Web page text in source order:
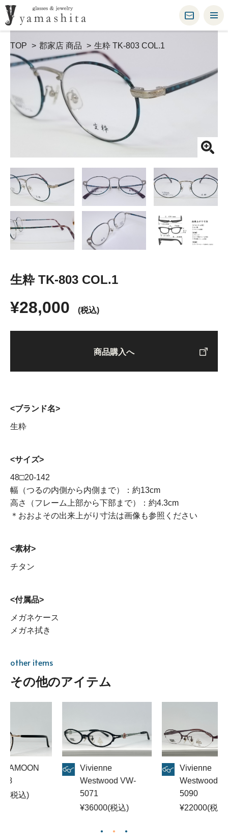
TOP 郡家店 商品 生粋 TK-803 COL.1
生粋 TK-803 COL.1
¥28,000 (税込)
商品購入へ
<ブランド名>
生粋
<サイズ>
48□20-142
幅（つるの内側から内側まで）：約13cm
高さ（フレーム上部から下部まで）：約4.3cm
＊おおよその出来上がり寸法は画像も参照ください
<素材>
チタン
<付属品>
メガネケース
メガネ拭き
other items
その他のアイテム
Vivienne
Westwood VW-
5071
Vivienne
Westwood VW-
¥22000(税込)
LM-